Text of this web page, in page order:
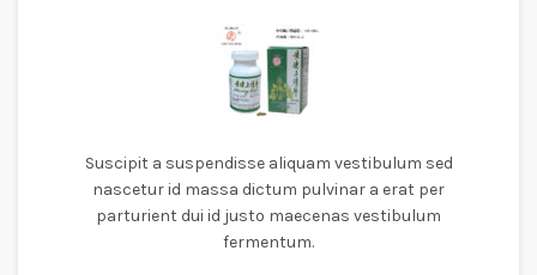
Suscipit a suspendisse aliquam vestibulum sed
nascetur id massa dictum pulvinar a erat per
parturient dui id justo maecenas vestibulum
fermentum.